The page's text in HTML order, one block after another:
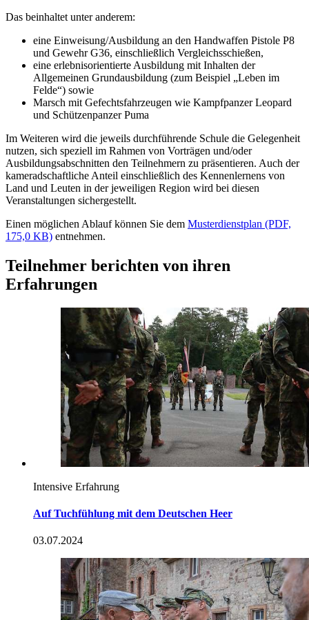
Das beinhaltet unter anderem:
eine Einweisung/Ausbildung an den Handwaffen Pistole P8
und Gewehr G36, einschließlich Vergleichsschießen,
eine erlebnisorientierte Ausbildung mit Inhalten der
Allgemeinen Grundausbildung (zum Beispiel „Leben im
Felde“) sowie
Marsch mit Gefechtsfahrzeugen wie Kampfpanzer Leopard
und Schützenpanzer Puma
Im Weiteren wird die jeweils durchführende Schule die Gelegenheit
nutzen, sich speziell im Rahmen von Vorträgen und/oder
Ausbildungsabschnitten den Teilnehmern zu präsentieren. Auch der
kameradschaftliche Anteil einschließlich des Kennenlernens von
Land und Leuten in der jeweiligen Region wird bei diesen
Veranstaltungen sichergestellt.
Einen möglichen Ablauf können Sie dem Musterdienstplan (PDF,
175,0 KB) entnehmen.
Teilnehmer berichten von ihren
Erfahrungen
Intensive Erfahrung
Auf Tuchfühlung mit dem Deutschen Heer
03.07.2024